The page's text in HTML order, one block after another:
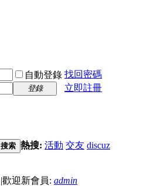
自動登錄 找回密碼
登錄
立即註冊
搜索 熱搜: 活動 交友 discuz
|歡迎新會員: admin